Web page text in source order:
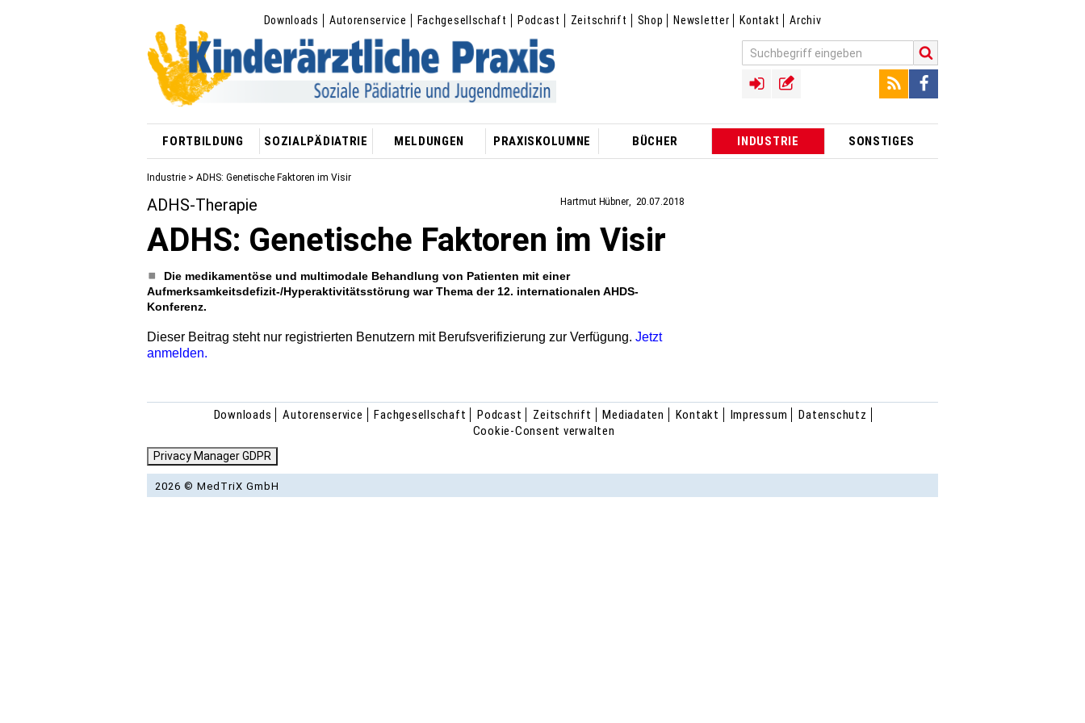
Downloads Autorenservice Fachgesellschaft Podcast Zeitschrift Shop Newsletter Kontakt Archiv
FORTBILDUNG SOZIALPÄDIATRIE MELDUNGEN PRAXISKOLUMNE BÜCHER INDUSTRIE SONSTIGES
Industrie > ADHS: Genetische Faktoren im Visir
Hartmut Hübner 20.07.2018
ADHS-Therapie
ADHS: Genetische Faktoren im Visir
Die medikamentöse und multimodale Behandlung von Patienten mit einer
Aufmerksamkeitsdefizit-/Hyperaktivitätsstörung war Thema der 12. internationalen AHDS-
Konferenz.
Dieser Beitrag steht nur registrierten Benutzern mit Berufsverifizierung zur Verfügung. Jetzt
anmelden.
Downloads Autorenservice Fachgesellschaft Podcast Zeitschrift Mediadaten Kontakt Impressum
Datenschutz
Cookie-Consent verwalten
Privacy Manager GDPR
2026 © MedTriX GmbH